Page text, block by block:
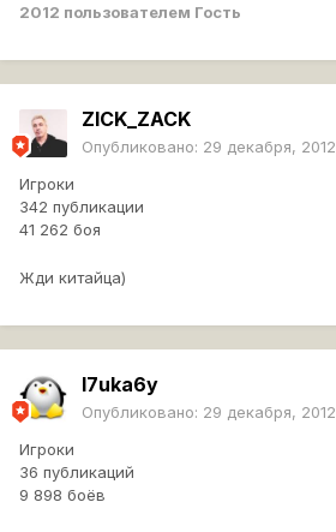
2012 пользователем Гость
ZlCK_ZACK
Опубликовано: 29 декабря, 2012
Игроки
342 публикации
41 262 боя
Жди китайца)
I7uka6y
Опубликовано: 29 декабря, 2012
Игроки
36 публикаций
9 898 боёв